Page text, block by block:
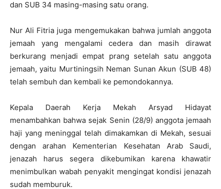
dan SUB 34 masing-masing satu orang.
Nur Ali Fitria juga mengemukakan bahwa jumlah anggota
jemaah yang mengalami cedera dan masih dirawat
berkurang menjadi empat prang setelah satu anggota
jemaah, yaitu Murtiningsih Neman Sunan Akun (SUB 48)
telah sembuh dan kembali ke pemondokannya.
Kepala Daerah Kerja Mekah Arsyad Hidayat
menambahkan bahwa sejak Senin (28/9) anggota jemaah
haji yang meninggal telah dimakamkan di Mekah, sesuai
dengan arahan Kementerian Kesehatan Arab Saudi,
jenazah harus segera dikebumikan karena khawatir
menimbulkan wabah penyakit mengingat kondisi jenazah
sudah memburuk.